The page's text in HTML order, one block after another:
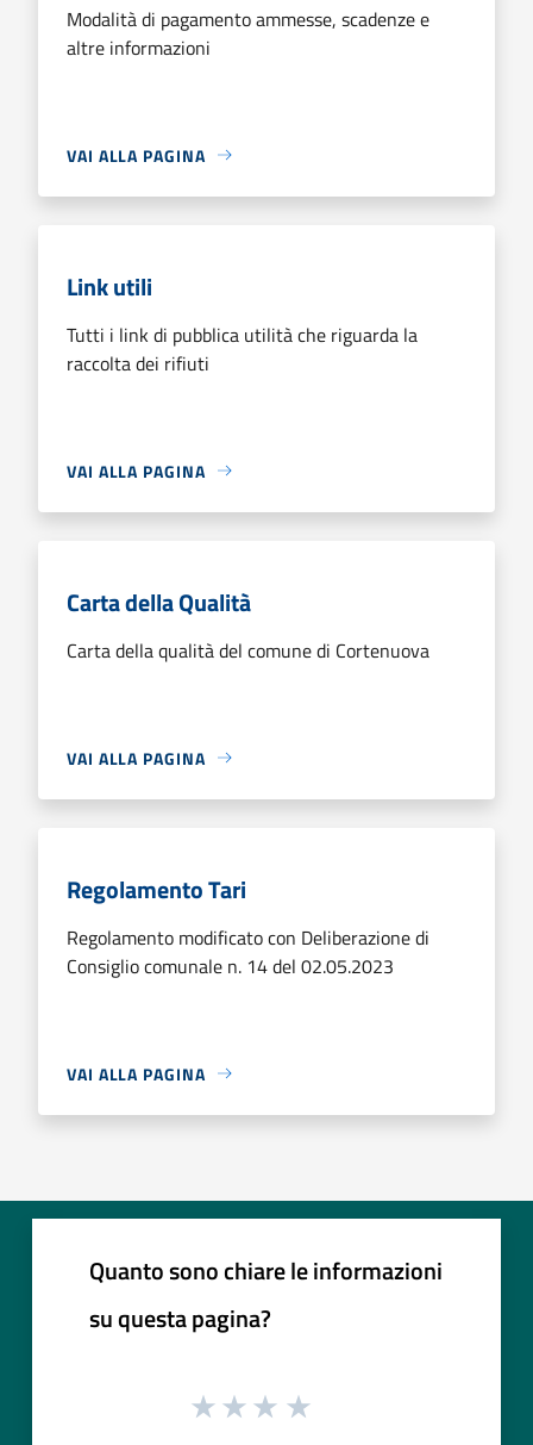
Modalità di pagamento ammesse, scadenze e
altre informazioni
VAI ALLA PAGINA
Link utili
Tutti i link di pubblica utilità che riguarda la
raccolta dei rifiuti
VAI ALLA PAGINA
Carta della Qualità
Carta della qualità del comune di Cortenuova
VAI ALLA PAGINA
Regolamento Tari
Regolamento modificato con Deliberazione di
Consiglio comunale n. 14 del 02.05.2023
VAI ALLA PAGINA
Quanto sono chiare le informazioni
su questa pagina?